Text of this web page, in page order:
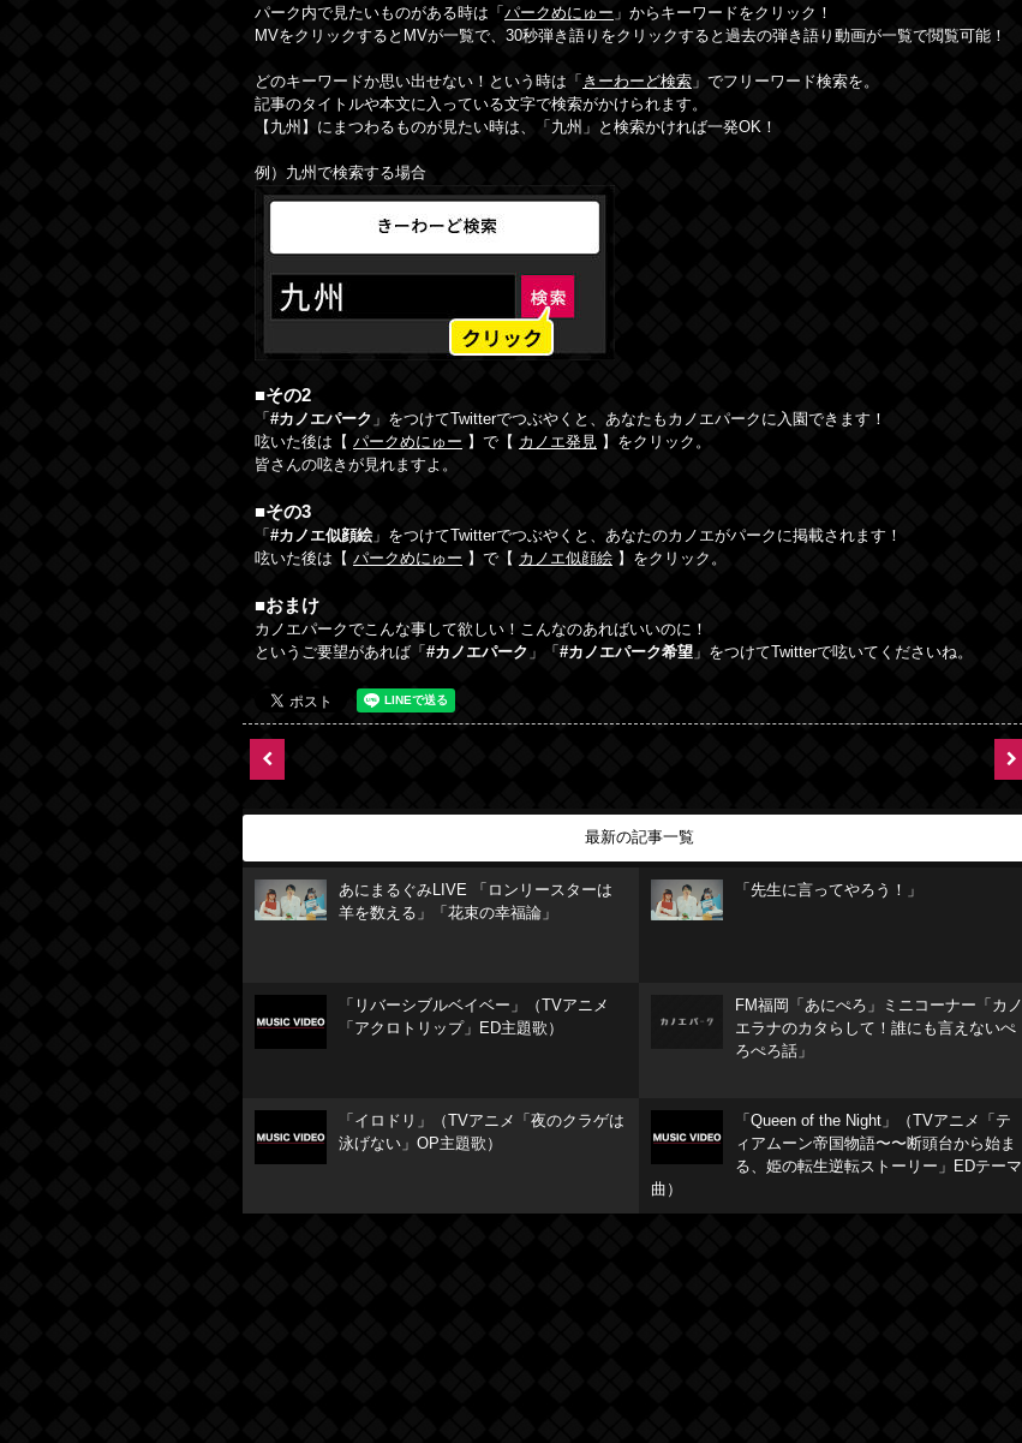
パーク内で見たいものがある時は「 パークめにゅー 」からキーワードをクリック！
MVをクリックするとMVが一覧で、30秒弾き語りをクリックすると過去の弾き語り動画が一覧で閲覧可能！
どのキーワードか思い出せない！という時は「 きーわーど検索 」でフリーワード検索を。
記事のタイトルや本文に入っている文字で検索がかけられます。
【九州】にまつわるものが見たい時は、「九州」と検索かければ一発OK！
例）九州で検索する場合
■その2
「 #カノエパーク 」をつけてTwitterでつぶやくと、あなたもカノエパークに入園できます！
呟いた後は【 パークめにゅー 】で【 カノエ発見 】をクリック。
皆さんの呟きが見れますよ。
■その3
「 #カノエ似顔絵 」をつけてTwitterでつぶやくと、あなたのカノエがパークに掲載されます！
呟いた後は【 パークめにゅー 】で【 カノエ似顔絵 】をクリック。
■おまけ
カノエパークでこんな事して欲しい！こんなのあればいいのに！
というご要望があれば「 #カノエパーク 」「 #カノエパーク希望 」をつけてTwitterで呟いてくださいね。
最新の記事一覧
あにまるぐみLIVE 「ロンリースターは
羊を数える」「花束の幸福論」
「先生に言ってやろう！」
「リバーシブルベイベー」（TVアニメ
「アクロトリップ」ED主題歌）
FM福岡「あにぺろ」ミニコーナー「カノ
エラナのカタらして！誰にも言えないぺ
ろぺろ話」
「イロドリ」（TVアニメ「夜のクラゲは
泳げない」OP主題歌）
「Queen of the Night」（TVアニメ「テ
ィアムーン帝国物語〜〜断頭台から始ま
る、姫の転生逆転ストーリー」EDテーマ
曲）